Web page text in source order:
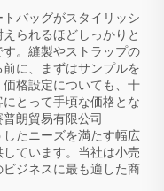
バッグがスタイリッシ
られるほどしっかりと
。縫製やストラップの
に、まずはサンプルを
格設定についても、十
とって手頃な価格とな
朗貿易有限公司
したニーズを満たす幅広
ています。当社は小売
ジネスに最も適した商